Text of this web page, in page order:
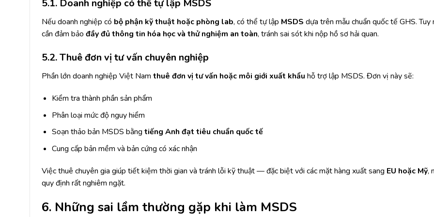
5.1. Doanh nghiệp có thể tự lập MSDS
Nếu doanh nghiệp có bộ phận kỹ thuật hoặc phòng lab, có thể tự lập MSDS dựa trên mẫu chuẩn quốc tế GHS. Tuy
cần đảm bảo đầy đủ thông tin hóa học và thử nghiệm an toàn, tránh sai sót khi nộp hồ sơ hải quan.
5.2. Thuê đơn vị tư vấn chuyên nghiệp
Phần lớn doanh nghiệp Việt Nam thuê đơn vị tư vấn hoặc môi giới xuất khẩu hỗ trợ lập MSDS. Đơn vị này sẽ:
Kiểm tra thành phần sản phẩm
Phân loại mức độ nguy hiểm
Soạn thảo bản MSDS bằng tiếng Anh đạt tiêu chuẩn quốc tế
Cung cấp bản mềm và bản cứng có xác nhận
Việc thuê chuyên gia giúp tiết kiệm thời gian và tránh lỗi kỹ thuật — đặc biệt với các mặt hàng xuất sang EU hoặc Mỹ,
quy định rất nghiêm ngặt.
6. Những sai lầm thường gặp khi làm MSDS